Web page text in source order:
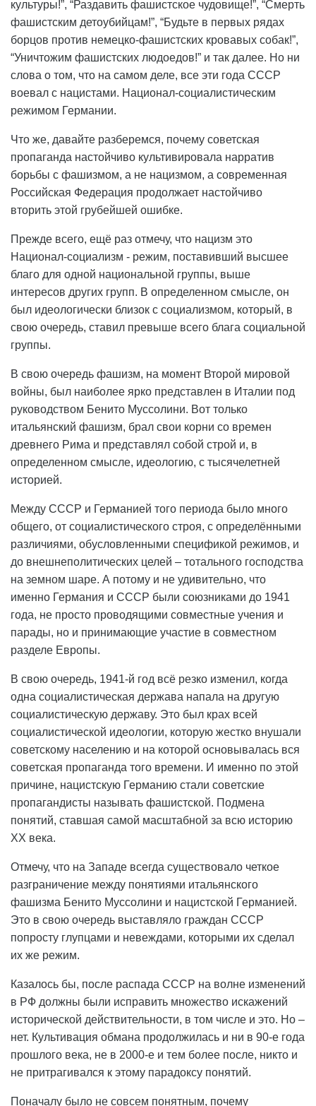
культуры!”, “Раздавить фашистское чудовище!”, “Смерть
фашистским детоубийцам!”, “Будьте в первых рядах
борцов против немецко-фашистских кровавых собак!”,
“Уничтожим фашистских людоедов!” и так далее. Но ни
слова о том, что на самом деле, все эти года СССР
воевал с нацистами. Национал-социалистическим
режимом Германии.
Что же, давайте разберемся, почему советская
пропаганда настойчиво культивировала нарратив
борьбы с фашизмом, а не нацизмом, а современная
Российская Федерация продолжает настойчиво
вторить этой грубейшей ошибке.
Прежде всего, ещё раз отмечу, что нацизм это
Национал-социализм - режим, поставивший высшее
благо для одной национальной группы, выше
интересов других групп. В определенном смысле, он
был идеологически близок с социализмом, который, в
свою очередь, ставил превыше всего блага социальной
группы.
В свою очередь фашизм, на момент Второй мировой
войны, был наиболее ярко представлен в Италии под
руководством Бенито Муссолини. Вот только
итальянский фашизм, брал свои корни со времен
древнего Рима и представлял собой строй и, в
определенном смысле, идеологию, с тысячелетней
историей.
Между СССР и Германией того периода было много
общего, от социалистического строя, с определёнными
различиями, обусловленными спецификой режимов, и
до внешнеполитических целей – тотального господства
на земном шаре. А потому и не удивительно, что
именно Германия и СССР были союзниками до 1941
года, не просто проводящими совместные учения и
парады, но и принимающие участие в совместном
разделе Европы.
В свою очередь, 1941-й год всё резко изменил, когда
одна социалистическая держава напала на другую
социалистическую державу. Это был крах всей
социалистической идеологии, которую жестко внушали
советскому населению и на которой основывалась вся
советская пропаганда того времени. И именно по этой
причине, нацистскую Германию стали советские
пропагандисты называть фашистской. Подмена
понятий, ставшая самой масштабной за всю историю
ХХ века.
Отмечу, что на Западе всегда существовало четкое
разграничение между понятиями итальянского
фашизма Бенито Муссолини и нацистской Германией.
Это в свою очередь выставляло граждан СССР
попросту глупцами и невеждами, которыми их сделал
их же режим.
Казалось бы, после распада СССР на волне изменений
в РФ должны были исправить множество искажений
исторической действительности, в том числе и это. Но –
нет. Культивация обмана продолжилась и ни в 90-е года
прошлого века, не в 2000-е и тем более после, никто и
не притрагивался к этому парадоксу понятий.
Поначалу было не совсем понятным, почему